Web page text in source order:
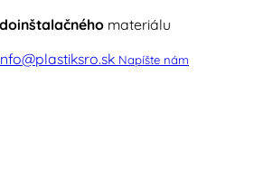
materiálu
Napíšte nám